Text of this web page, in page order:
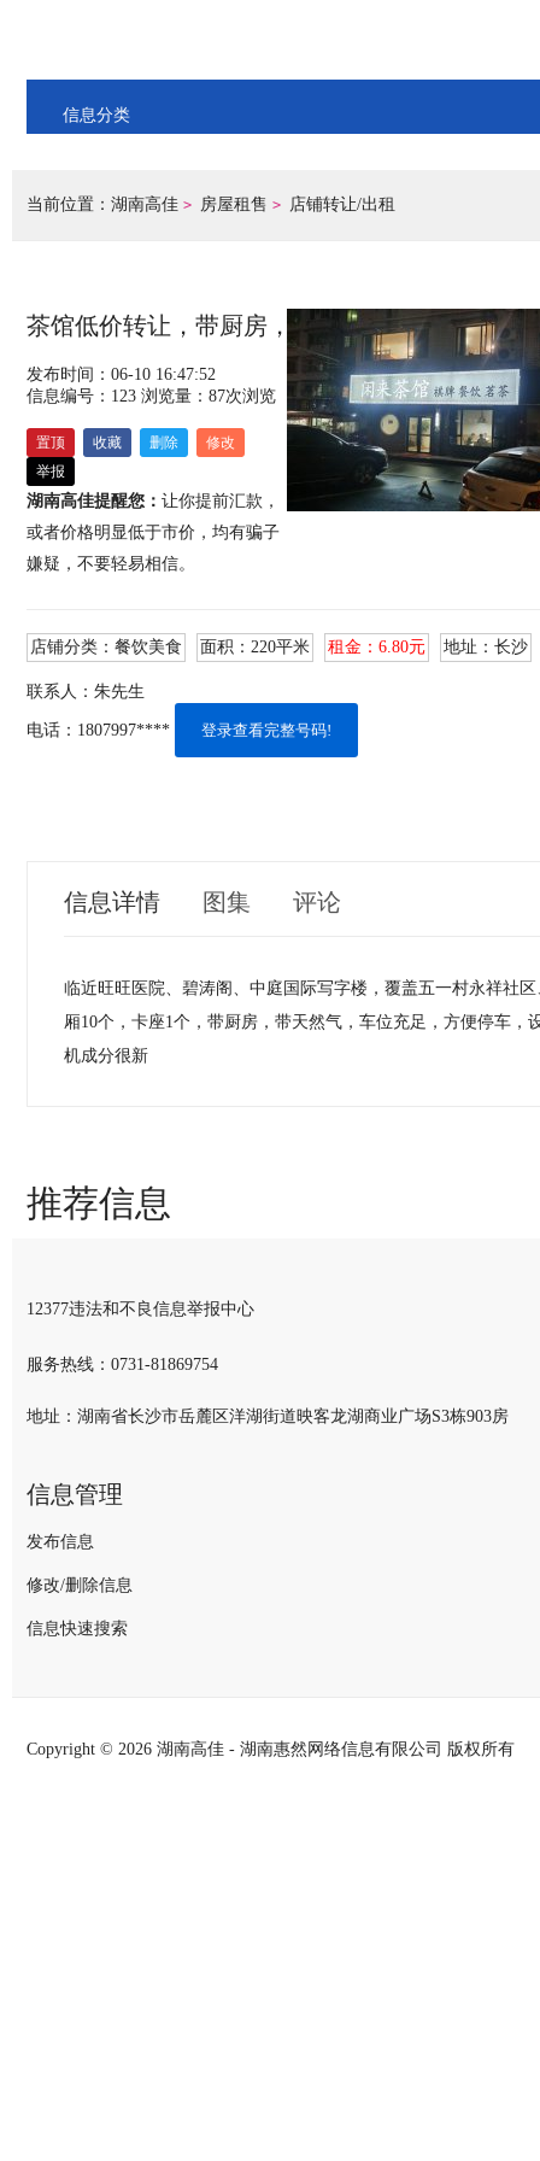
信息分类
当前位置： 湖南高佳 > 房屋租售 > 店铺转让/出租
茶馆低价转让，带厨房，零投入，接受即可盈利
发布时间：06-10 16:47:52
信息编号：123 浏览量： 87次浏览
置顶 收藏 删除
修改
举报
湖南高佳提醒您： 让你提前汇款，
或者价格明显低于市价，均有骗子
嫌疑，不要轻易相信。
店铺分类： 餐饮美食 面积： 220平米 租金： 6.80元 地址： 长沙
联系人： 朱先生
电话： 1807997**** 登录查看完整号码!
信息详情 图集 评论
临近旺旺医院、碧涛阁、中庭国际写字楼，覆盖五一村永​‌‌祥社
厢10个，卡座1个，带厨房，带天然气，车位充足，方便停车
机成分很新
推荐信息
12377违法和不良信息举报中心
服务热线： 0731-81869754
地址：湖南省长沙市岳麓区洋湖街道映客龙湖商业广场S3栋903房
信息管理
发布信息
修改/删除信息
信息快速搜索
Copyright © 2026 湖南高佳 - 湖南惠然网络信息有限公司 版权所有